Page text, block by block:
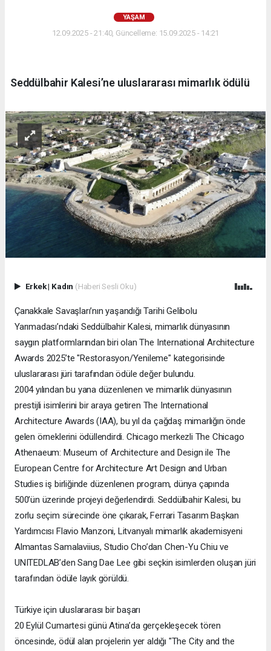
YAŞAM
12.09.2025 - 21:40, Güncelleme: 15.09.2025 - 14:21
Seddülbahir Kalesi’ne uluslararası mimarlık ödülü
Erkek| Kadın (Haberi Sesli Oku)
Çanakkale Savaşları’nın yaşandığı Tarihi Gelibolu
Yarımadası’ndaki Seddülbahir Kalesi, mimarlık dünyasının
saygın platformlarından biri olan The International Architecture
Awards 2025’te "Restorasyon/Yenileme" kategorisinde
uluslararası jüri tarafından ödüle değer bulundu.
2004 yılından bu yana düzenlenen ve mimarlık dünyasının
prestijli isimlerini bir araya getiren The International
Architecture Awards (IAA), bu yıl da çağdaş mimarlığın önde
gelen örneklerini ödüllendirdi. Chicago merkezli The Chicago
Athenaeum: Museum of Architecture and Design ile The
European Centre for Architecture Art Design and Urban
Studies iş birliğinde düzenlenen program, dünya çapında
500’ün üzerinde projeyi değerlendirdi. Seddülbahir Kalesi, bu
zorlu seçim sürecinde öne çıkarak, Ferrari Tasarım Başkan
Yardımcısı Flavio Manzoni, Litvanyalı mimarlık akademisyeni
Almantas Samalaviius, Studio Cho’dan Chen-Yu Chiu ve
UNITEDLAB’den Sang Dae Lee gibi seçkin isimlerden oluşan jüri
tarafından ödüle layık görüldü.
Türkiye için uluslararası bir başarı
20 Eylül Cumartesi günü Atina’da gerçekleşecek tören
öncesinde, ödül alan projelerin yer aldığı "The City and the